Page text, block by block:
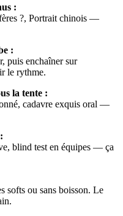
:
?, Portrait chinois —
:
puis enchaîner sur
le rythme.
la tente :
cadavre exquis oral —
blind test en équipes — ça
softs ou sans boisson. Le